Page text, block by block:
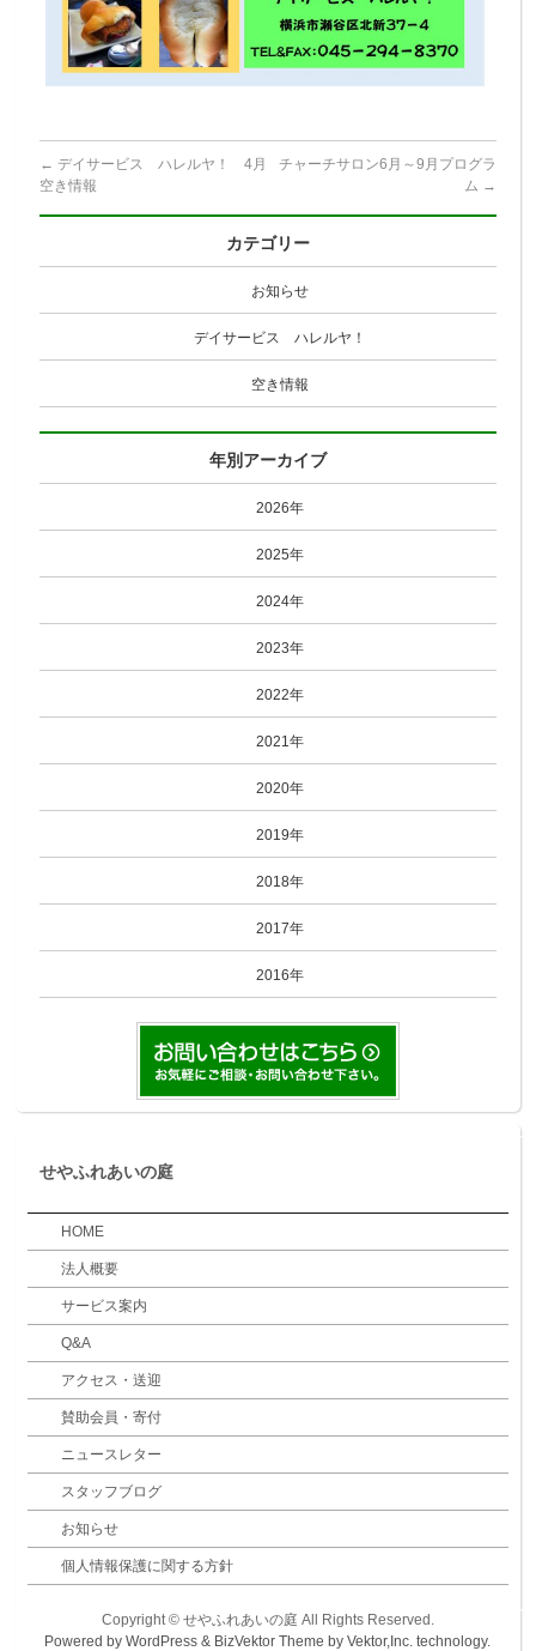
← デイサービス ハレルヤ！ 4月
空き情報
チャーチサロン6月～9月プログラ
ム →
カテゴリー
お知らせ
デイサービス ハレルヤ！
空き情報
年別アーカイブ
2026年
2025年
2024年
2023年
2022年
2021年
2020年
2019年
2018年
2017年
2016年
せやふれあいの庭
HOME
法人概要
サービス案内
Q&A
アクセス・送迎
賛助会員・寄付
ニュースレター
スタッフブログ
お知らせ
個人情報保護に関する方針
Copyright © せやふれあいの庭 All Rights Reserved.
Powered byWordPress & BizVektor Theme byVektor,Inc. technology.